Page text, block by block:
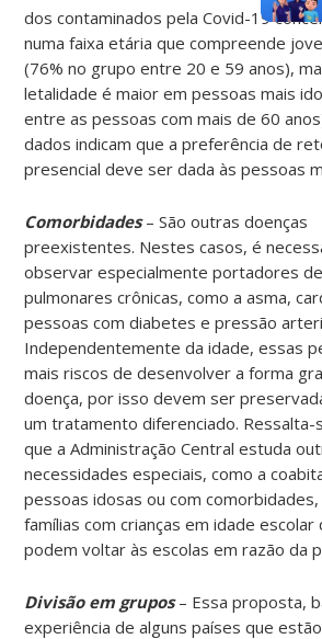
dos contaminados pela Covid-19
numa faixa etária que compreende
(76% no grupo entre 20 e 59 anos),
letalidade é maior em pessoas mais
entre as pessoas com mais de 60
dados indicam que a preferência de
presencial deve ser dada às pessoas
Comorbidades– São outras doenças
preexistentes. Nestes casos, é
observar especialmente portadores
pulmonares crônicas, como a asma,
pessoas com diabetes e pressão
Independentemente da idade, essas
mais riscos de desenvolver a forma
doença, por isso devem ser
um tratamento diferenciado. Ressalta-
que a Administração Central estuda
necessidades especiais, como a
pessoas idosas ou com comorbidades,
famílias com crianças em idade escolar
podem voltar às escolas em razão da
Divisão em grupos– Essa proposta,
experiência de alguns países que